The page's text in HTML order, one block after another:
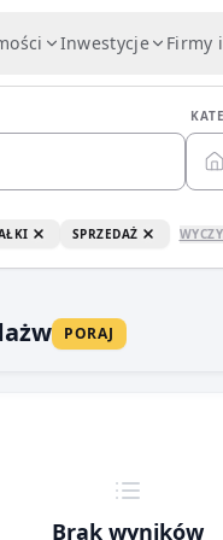
Inwestycje Firmy
SPRZEDAŻ
w PORAJ
Brak wyników